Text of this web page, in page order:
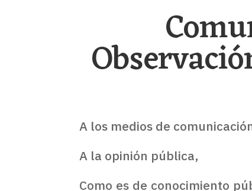
A los medios de
A la opinión pública,
Como es de conocimiento